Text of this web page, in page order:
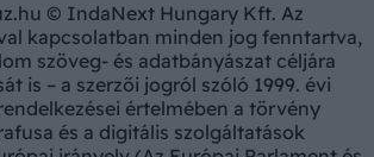
© IndaNext Hungary Kft. Az
kapcsolatban minden jog fenntartva,
szöveg- és adatbányászat céljára
is – a szerzői jogról szóló 1999. évi
értelmében a törvény
és a digitális szolgáltatások